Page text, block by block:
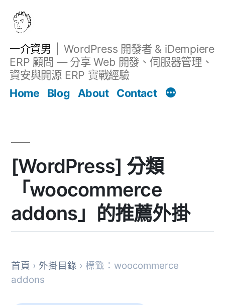
一介資男
WordPress 開發者 & iDempiere
ERP 顧問 — 分享 Web 開發、伺服器管理、
資安與開源 ERP 實戰經驗
Home
Blog About Contact
[WordPress] 分類
「woocommerce
addons」的推薦外掛
首頁 › 外掛目錄 › 標籤：woocommerce
addons
文章